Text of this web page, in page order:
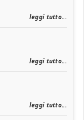
leggi tutto...
leggi tutto...
leggi tutto...